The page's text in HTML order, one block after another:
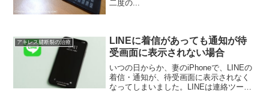
二度の...
アキレス腱断裂の治療
LINEに着信があっても通知が待
受画面に表示されない場合
いつの日からか、妻のiPhoneで、LINEの
着信・通知が、待受画面に表示されなく
なってしまいました。LINEは連絡ツール